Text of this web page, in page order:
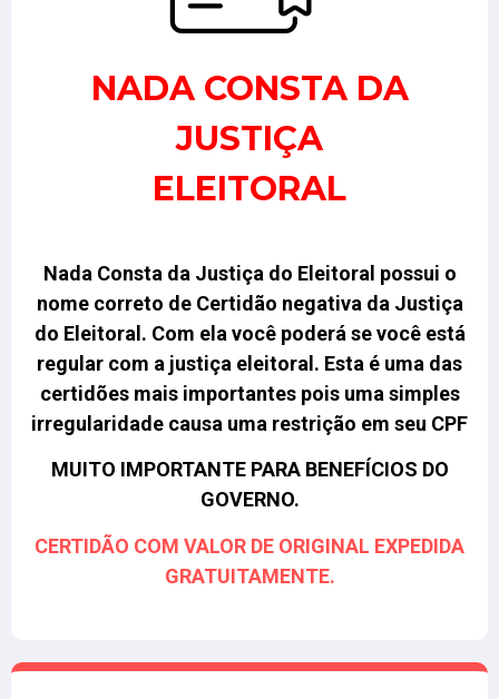
NADA CONSTA DA
JUSTIÇA
ELEITORAL
Nada Consta da Justiça do Eleitoral possui o
nome correto de Certidão negativa da Justiça
do Eleitoral. Com ela você poderá se você está
regular com a justiça eleitoral. Esta é uma das
certidões mais importantes pois uma simples
irregularidade causa uma restrição em seu CPF
MUITO IMPORTANTE PARA BENEFÍCIOS DO
GOVERNO.
CERTIDÃO COM VALOR DE ORIGINAL EXPEDIDA
GRATUITAMENTE.